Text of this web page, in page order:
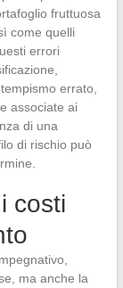
fruttuosa
come quelli
errori
errato,
associate ai
di una
di rischio può
costi
ma anche la